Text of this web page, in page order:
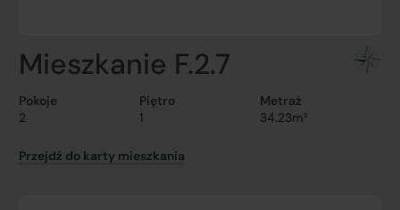
Mieszkanie F.2.7
Pokoje
2
Piętro
1
Metraż
34.23m²
Przejdź do karty mieszkania